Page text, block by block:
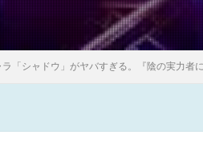
「シャドウ」がヤバすぎる。『陰の実力者